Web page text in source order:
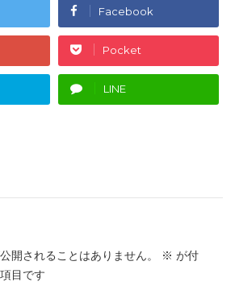
Facebook
Pocket
LINE
開されることはありません。 ※ が付
目です